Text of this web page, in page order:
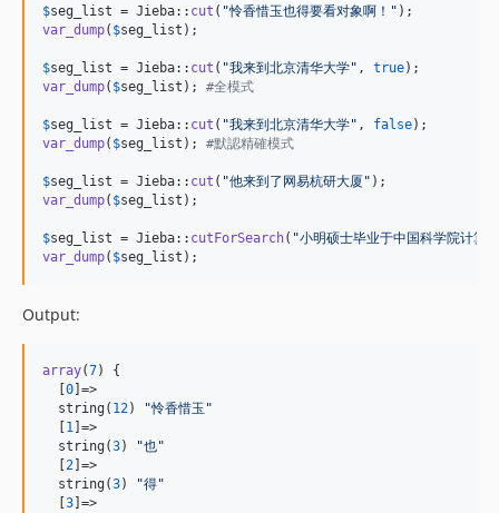
$seg_list = Jieba:: cut ( "怜香惜玉也得要看对象啊！ "
var_dump( $seg_list );
$seg_list = Jieba:: cut ( "我来到北京清华大学" , true
var_dump( $seg_list ); #全模式
$seg_list = Jieba:: cut ( "我来到北京清华大学" , false
var_dump( $seg_list ); #默認精確模式
$seg_list = Jieba:: cut ( "他来到了网易杭研大厦 "
var_dump( $seg_list );
$seg_list = Jieba:: cutForSearch( "小明硕士毕业于中国科学院计算
var_dump( $seg_list );
Output:
array(7) {
0 ]=>
  string(
12) "怜香惜玉 "
1 ]=>
  string(
3) "也"
2 ]=>
  string(
3) "得"
3 ]=>